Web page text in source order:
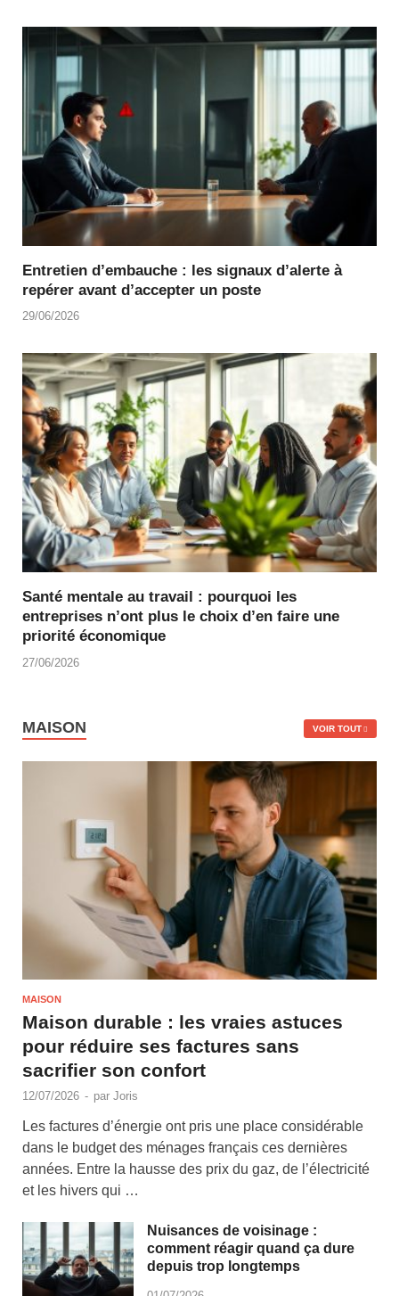
Entretien d’embauche : les signaux d’alerte à
repérer avant d’accepter un poste
29/06/2026
Santé mentale au travail : pourquoi les
entreprises n’ont plus le choix d’en faire une
priorité économique
27/06/2026
MAISON VOIR TOUT
MAISON
Maison durable : les vraies astuces
pour réduire ses factures sans
sacrifier son confort
12/07/2026 - par Joris
Les factures d’énergie ont pris une place considérable
dans le budget des ménages français ces dernières
années. Entre la hausse des prix du gaz, de l’électricité
et les hivers qui …
Nuisances de voisinage :
comment réagir quand ça dure
depuis trop longtemps